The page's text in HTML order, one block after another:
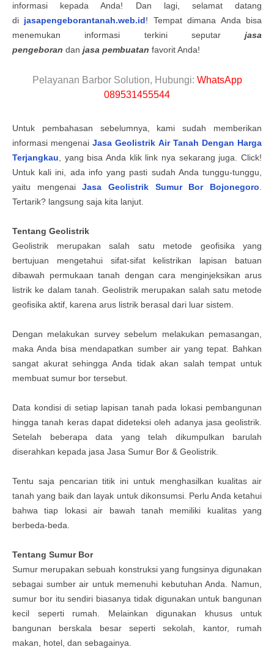
informasi kepada Anda! Dan lagi, selamat datang
di jasapengeborantanah.web.id! Tempat dimana Anda bisa
menemukan informasi terkini seputar jasa
pengeboran dan jasa pembuatan favorit Anda!
Pelayanan Barbor Solution, Hubungi: WhatsApp
089531455544
Untuk pembahasan sebelumnya, kami sudah memberikan
informasi mengenaiJasa Geolistrik Air Tanah Dengan Harga
Terjangkau , yang bisa Anda klik link nya sekarang juga. Click!
Untuk kali ini, ada info yang pasti sudah Anda tunggu-tunggu,
yaitu mengenaiJasaGeolistrik Sumur Bor Bojonegoro
Tertarik? langsung saja kita lanjut.
Tentang Geolistrik
Geolistrik merupakan salah satu metode geofisika yang
bertujuan mengetahui sifat-sifat kelistrikan lapisan batuan
dibawah permukaan tanah dengan cara menginjeksikan arus
listrik ke dalam tanah. Geolistrik merupakan salah satu metode
geofisika aktif, karena arus listrik berasal dari luar sistem.
Dengan melakukan survey sebelum melakukan pemasangan,
maka Anda bisa mendapatkan sumber air yang tepat. Bahkan
sangat akurat sehingga Anda tidak akan salah tempat untuk
membuat sumur bor tersebut.
Data kondisi di setiap lapisan tanah pada lokasi pembangunan
hingga tanah keras dapat dideteksi oleh adanya jasa geolistrik.
Setelah beberapa data yang telah dikumpulkan barulah
diserahkan kepada jasa Jasa Sumur Bor & Geolistrik.
Tentu saja pencarian titik ini untuk menghasilkan kualitas air
tanah yang baik dan layak untuk dikonsumsi. Perlu Anda ketahui
bahwa tiap lokasi air bawah tanah memiliki kualitas yang
berbeda-beda.
Tentang Sumur Bor
Sumur merupakan sebuah konstruksi yang fungsinya digunakan
sebagai sumber air untuk memenuhi kebutuhan Anda. Namun,
sumur bor itu sendiri biasanya tidak digunakan untuk bangunan
kecil seperti rumah. Melainkan digunakan khusus untuk
bangunan berskala besar seperti sekolah, kantor, rumah
makan, hotel, dan sebagainya.